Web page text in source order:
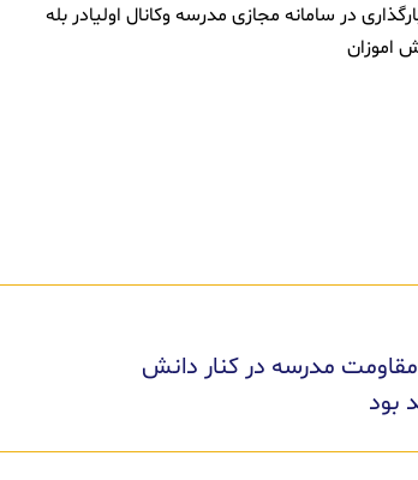
مدرسه در کنار دانش
بود